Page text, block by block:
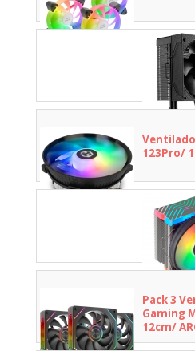
123Pro/
Pack 3
Gaming
12cm/